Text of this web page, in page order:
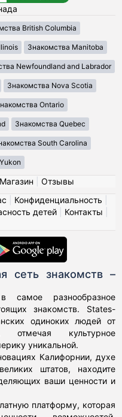
British Columbia
Знакомства Manitoba
Newfoundland and Labrador
Знакомства Nova Scotia
Ontario
Знакомства Quebec
South Carolina
Магазин
Отзывы
Конфиденциальность
детей| Контакты
сеть знакомств –
самое разнообразное
знакомств. States-
одиноких людей от
культурное
уникальной.
Калифорнии, духе
штатов, находите
ваши ценности и
платформу, которая